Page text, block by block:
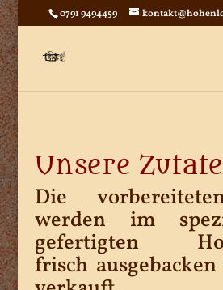
0791 9494459
Unsere
Die
werden im
gefertigten
frisch